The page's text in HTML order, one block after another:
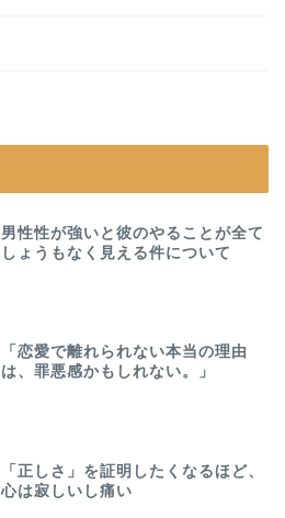
男性性が強いと彼のやることが全て
しょうもなく見える件について
「恋愛で離れられない本当の理由
は、罪悪感かもしれない。」
「正しさ」を証明したくなるほど、
心は寂しいし痛い